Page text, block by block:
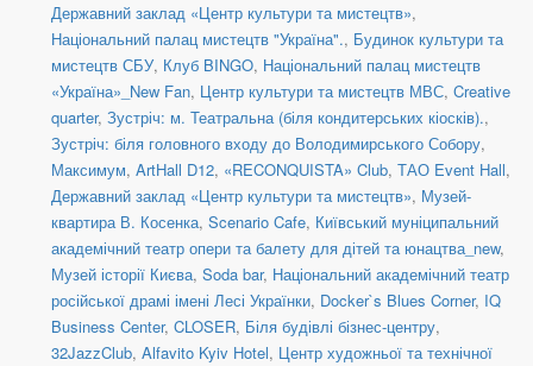
Державний заклад «Центр культури та мистецтв»,
Національний палац мистецтв "Україна"., Будинок культури та
мистецтв СБУ, Клуб BINGO, Національний палац мистецтв
«Україна»_New Fan, Центр культури та мистецтв МВС, Creative
quarter, Зустріч: м. Театральна (біля кондитерських кіосків).,
Зустріч: біля головного входу до Володимирського Собору,
Максимум, ArtHall D12, «RECONQUISTA» Club, ТАО Event Hall,
Державний заклад «Центр культури та мистецтв», Музей-
квартира В. Косенка, Scenario Cafe, Київський муніципальний
академічний театр опери та балету для дітей та юнацтва_new,
Музей історії Києва, Soda bar, Національний академічний театр
російської драмі імені Лесі Українки, Docker`s Blues Corner, IQ
Business Center, CLOSER, Біля будівлі бізнес-центру,
32JazzClub, Alfavito Kyiv Hotel, Центр художньої та технічної